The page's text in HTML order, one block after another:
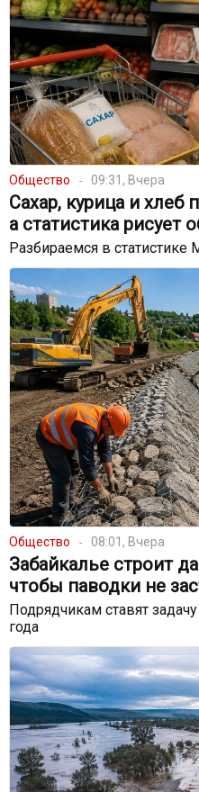
Общество 09:31, Вчера
Сахар, курица и
а статистика рисует
Разбираемся в
Общество 08:01, Вчера
Забайкалье строит
чтобы паводки не
Подрядчикам ставят
года